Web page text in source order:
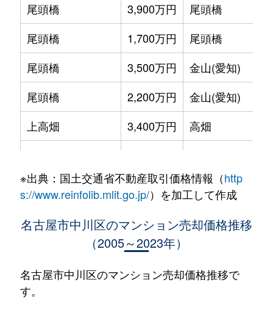
尾頭橋
3,900万円
尾頭橋
尾頭橋
1,700万円
尾頭橋
尾頭橋
3,500万円
金山(愛知)
尾頭橋
2,200万円
金山(愛知)
上高畑
3,400万円
高畑
小碓通
1,500万円
中島(愛知)
850万円
助光
2,200万円
伏屋
澄池町
※出典：国土交通省不動産取引価格情報（http
s://www.reinfolib.mlit.go.jp/）を加工して作成
名古屋市中川区のマンション売却価格推移
（2005～2023年）
名古屋市中川区のマンション売却価格推移で
す。